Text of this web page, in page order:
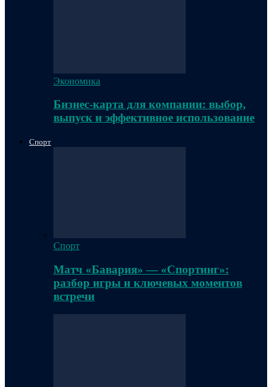
Экономика
Бизнес-карта для компании: выбор,
выпуск и эффективное использование
Спорт
Спорт
Матч «Бавария» — «Спортинг»:
разбор игры и ключевых моментов
встречи